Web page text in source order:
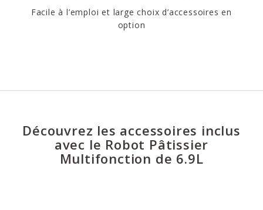
Facile à l’emploi et large choix d’accessoires en
option
Découvrez les accessoires inclus
avec le Robot Pâtissier
Multifonction de 6.9L